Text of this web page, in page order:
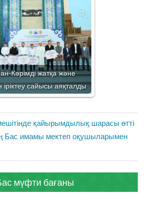
Кәрімді жатқа және
сайысы аяқталды
қайырымдылық шарасы өтті
Бас имамы мектеп оқушыларымен
мүфти бағаны